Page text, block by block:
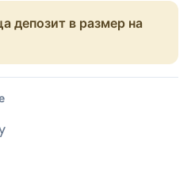
депозит в размер на